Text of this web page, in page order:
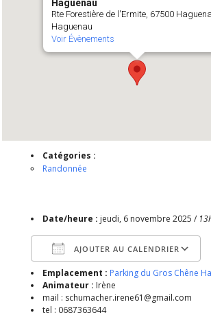
Haguenau
Rte Forestière de l'Ermite, 67500
Haguenau
Voir Évènements
Catégories :
Randonnée
Date/heure : jeudi, 6 novembre 2025 /
AJOUTER AU CALENDRIER
Télécharger ICS
Emplacement : Parking du Gros Chêne
Animateur : Irène
mail : schumacher.irene61@gmail.com
tel : 0687363644